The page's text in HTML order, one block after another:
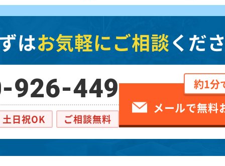
はお気軽にご相談くだ
926-449
土日祝OK ご相談無料
約1分
メールで無料